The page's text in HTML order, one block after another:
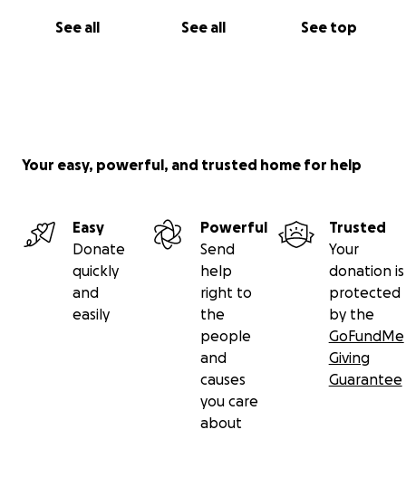
See all See all See top
Your easy, powerful, and trusted home for help
Easy
Donate
quickly
and
easily
Powerful
Send
help
right to
the
people
and
causes
you care
about
Trusted
Your
donation is
protected
by the
GoFundMe
Giving
Guarantee